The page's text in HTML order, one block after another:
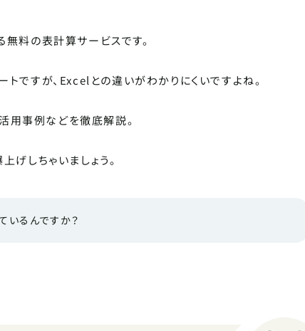
料の表計算サービスです。
ですが、Excelとの違いがわかりにくいですよね。
用事例などを徹底解説。
げしちゃいましょう。
いるんですか？